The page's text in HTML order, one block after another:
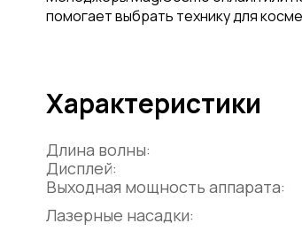
помогает выбрать технику для
Характеристики
Длина волны:
Дисплей:
Выходная мощность аппарата:
Лазерные насадки: